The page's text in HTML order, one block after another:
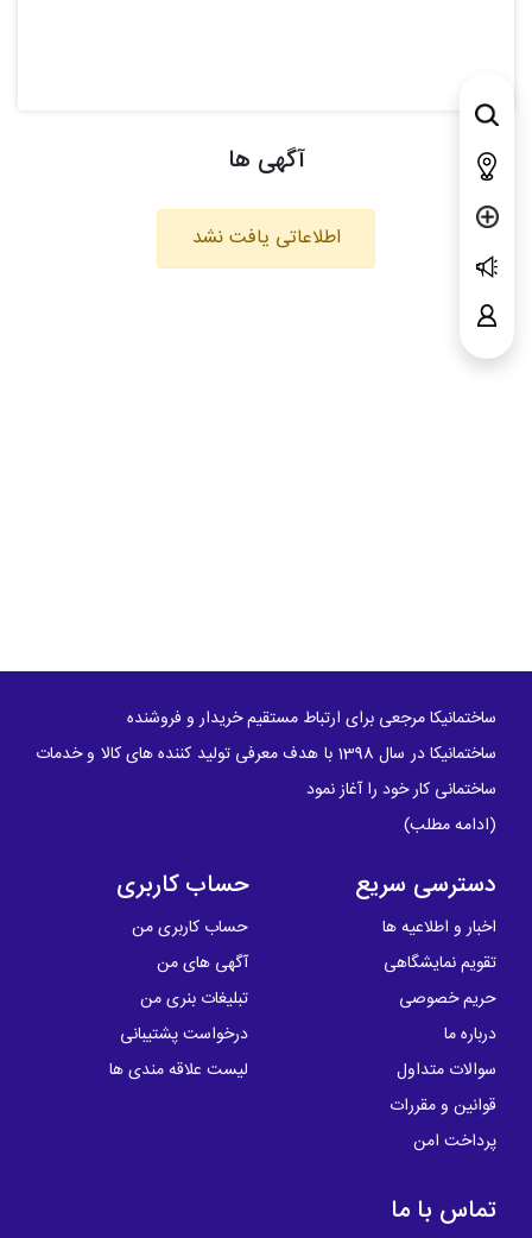
آگهی ها
اطلاعاتی یافت نشد
ساختمانیکا مرجعی برای ارتباط مستقیم خریدار و فروشنده
ساختمانیکا در سال 1398 با هدف معرفی تولید کننده های کالا و خدمات
ساختمانی کار خود را آغاز نمود
(ادامه مطلب)
دسترسی سریع
اخبار و اطلاعیه ها
تقویم نمایشگاهی
حریم خصوصی
درباره ما
سوالات متداول
قوانین و مقررات
پرداخت امن
حساب کاربری
حساب کاربری من
آگهی های من
تبلیغات بنری من
درخواست پشتیبانی
لیست علاقه مندی ها
تماس با ما